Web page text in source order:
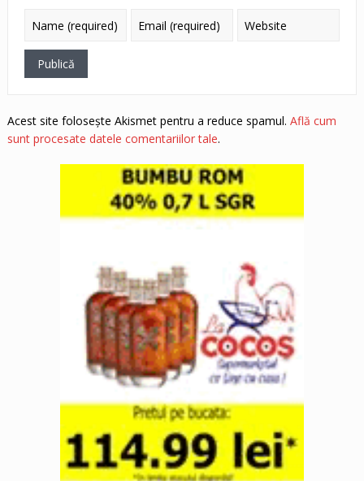
Acest site folosește Akismet pentru a reduce spamul. Află cum
sunt procesate datele comentariilor tale.